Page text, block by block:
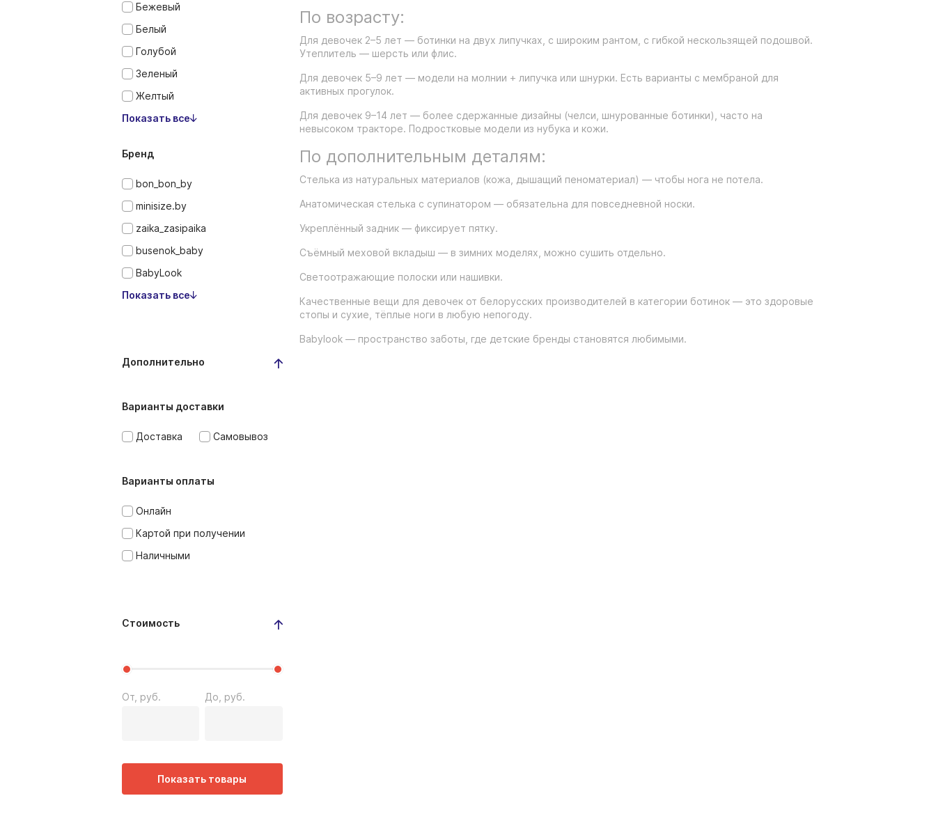
Бежевый
Белый
Голубой
Зеленый
Желтый
Показать все
Бренд
bon_bon_by
minisize.by
zaika_zasipaika
busenok_baby
BabyLook
Показать все
Дополнительно
Варианты доставки
Доставка Самовывоз
Варианты оплаты
Онлайн
Картой при получении
Наличными
Стоимость
От, руб. До, руб.
Показать товары
По возрасту:
Для девочек 2–5 лет — ботинки на двух липучках, с широким рантом, с гибкой нескользящей подошвой.
Утеплитель — шерсть или флис.
Для девочек 5–9 лет — модели на молнии + липучка или шнурки. Есть варианты с мембраной для
активных прогулок.
Для девочек 9–14 лет — более сдержанные дизайны (челси, шнурованные ботинки), часто на
невысоком тракторе. Подростковые модели из нубука и кожи.
По дополнительным деталям:
Стелька из натуральных материалов (кожа, дышащий пеноматериал) — чтобы нога не потела.
Анатомическая стелька с супинатором — обязательна для повседневной носки.
Укреплённый задник — фиксирует пятку.
Съёмный меховой вкладыш — в зимних моделях, можно сушить отдельно.
Светоотражающие полоски или нашивки.
Качественные вещи для девочек от белорусских производителей в категории ботинок — это здоровые
стопы и сухие, тёплые ноги в любую непогоду.
Babylook — пространство заботы, где детские бренды становятся любимыми.